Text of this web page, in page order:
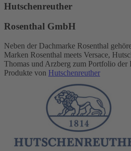
Hutschenreuther
Rosenthal GmbH
Neben der Dachmarke Rosenthal
Marken Rosenthal meets Versace,
Thomas und Arzberg zum Portfolio
Produkte von Hutschenreuther